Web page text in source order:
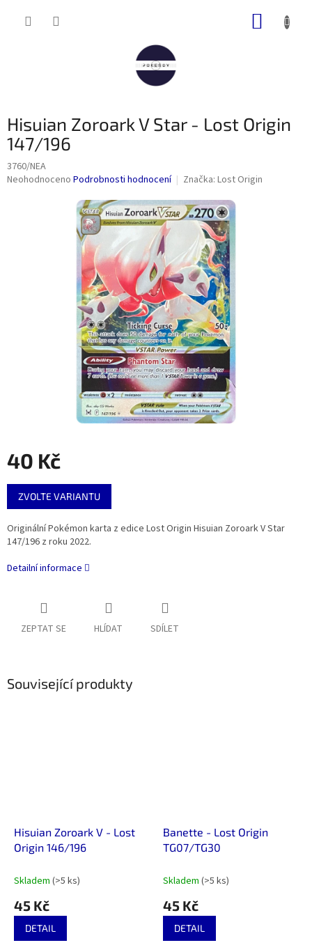
Hisuian Zoroark V Star - Lost Origin
147/196
3760/NEA
Průměrné
Neohodnoceno Podrobnosti hodnocení Značka: Lost Origin
40 Kč
Měrná
cena:
ZVOLTE VARIANTU
Originální Pokémon karta z edice Lost Origin Hisuian Zoroark V Star
147/196 z roku 2022.
Detailní informace
ZEPTAT SE HLÍDAT SDÍLET
Související produkty
Hisuian Zoroark V - Lost
Origin 146/196
Skladem (>5 ks)
45 Kč
DETAIL
Banette - Lost Origin
TG07/TG30
Skladem (>5 ks)
45 Kč
DETAIL